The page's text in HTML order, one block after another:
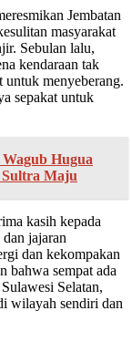
Jembatan
masyarakat
Sebulan lalu,
kendaraan tak
untuk menyeberang.
sepakat untuk
Hugua
Maju
kasih kepada
jajaran
dan kekompakan
bahwa sempat ada
Selatan,
wilayah sendiri dan